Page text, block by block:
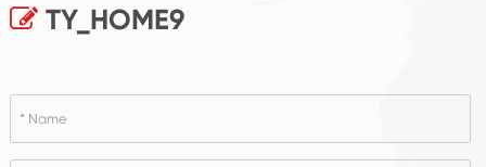
TY_HOME9